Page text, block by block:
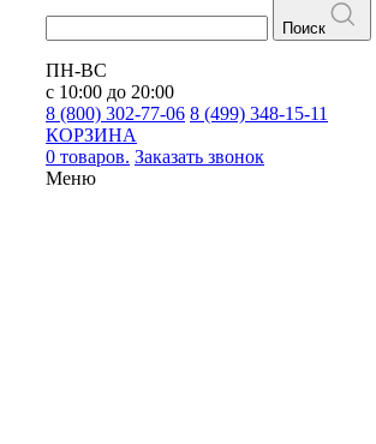
Поиск
ПН-ВС
с 10:00 до 20:00
8 (800) 302-77-06 8 (499) 348-15-11
КОРЗИНА
0 товаров. Заказать звонок
Меню